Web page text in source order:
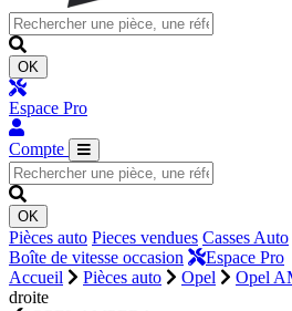
OK
Espace Pro
Compte
OK
Pièces auto Pieces vendues Casses Auto
Boîte de vitesse occasion
Espace Pro
Accueil
Pièces auto Opel Opel
droite